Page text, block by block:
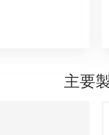
主要